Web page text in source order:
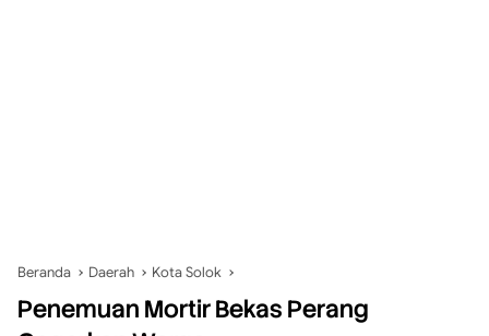
Beranda Daerah Kota Solok
Penemuan Mortir Bekas Perang